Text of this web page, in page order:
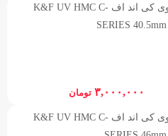
فیلتر یو وی کی اند اف K&F UV HMC C-
SERIES
۳,۰۰۰,۰۰۰ تومان
فیلتر یو وی کی اند اف K&F UV HMC C-